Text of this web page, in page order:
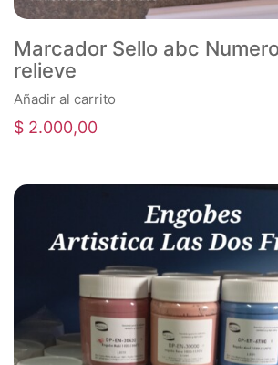
Marcador Sello abc
relieve
Añadir al carrito
$ 2.000,00